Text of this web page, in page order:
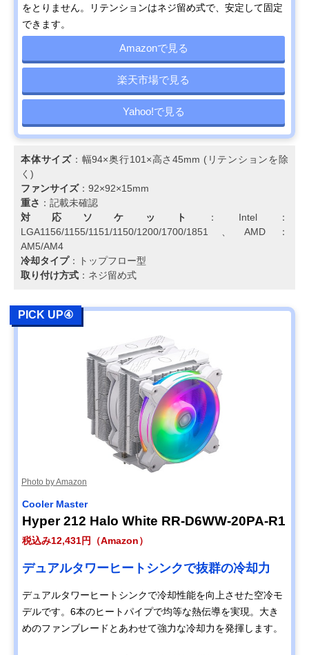
をとりません。リテンションはネジ留め式で、安定して固定
できます。
Amazonで見る
楽天市場で見る
Yahoo!で見る
本体サイズ：幅94×奥行101×高さ45mm (リテンションを除
く)
ファンサイズ：92×92×15mm
重さ ：記載未確認
対応ソケット
：Intel：
LGA1156/1155/1151/1150/1200/1700/1851、AMD：
AM5/AM4
冷却タイプ：トップフロー型
取り付け方式 ：ネジ留め式
PICK UP④
Photo by Amazon
Cooler Master
Hyper 212 Halo White RR-D6WW-20PA-R1
税込み12,431円（Amazon）
デュアルタワーヒートシンクで抜群の冷却力
デュアルタワーヒートシンクで冷却性能を向上させた空冷モ
デルです。6本のヒートパイプで均等な熱伝導を実現。大き
めのファンブレードとあわせて強力な冷却力を発揮します。